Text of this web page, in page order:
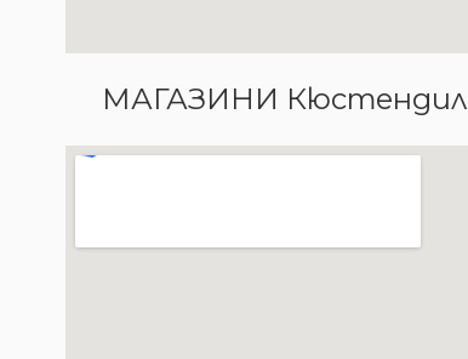
МАГАЗИНИ Кюстендил